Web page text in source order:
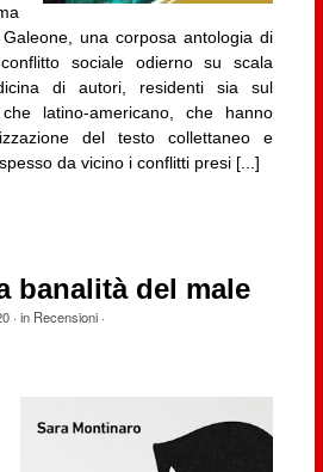
una corposa antologia di
sociale odierno su scala
di autori, residenti sia sul
latino-americano, che hanno
del testo collettaneo e
da vicino i conflitti presi [...]
banalità del male
· in Recensioni·